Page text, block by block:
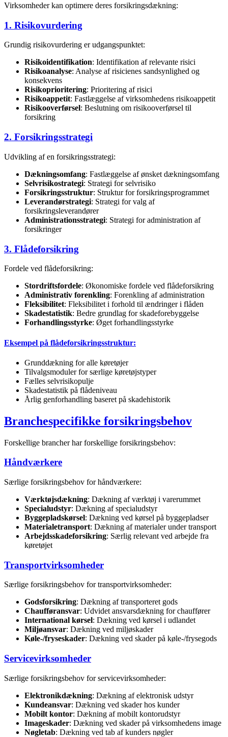
Virksomheder kan optimere deres forsikringsdækning:
1. Risikovurdering
Grundig risikovurdering er udgangspunktet:
Risikoidentifikation: Identifikation af relevante risici
Risikoanalyse: Analyse af risicienes sandsynlighed og
konsekvens
Risikoprioritering: Prioritering af risici
Risikoappetit: Fastlæggelse af virksomhedens risikoappetit
Risikooverførsel: Beslutning om risikooverførsel til
forsikring
2. Forsikringsstrategi
Udvikling af en forsikringsstrategi:
Dækningsomfang: Fastlæggelse af ønsket dækningsomfang
Selvrisikostrategi: Strategi for selvrisiko
Forsikringsstruktur: Struktur for forsikringsprogrammet
Leverandørstrategi: Strategi for valg af
forsikringsleverandører
Administrationsstrategi: Strategi for administration af
forsikringer
3. Flådeforsikring
Fordele ved flådeforsikring:
Stordriftsfordele: Økonomiske fordele ved flådeforsikring
Administrativ forenkling: Forenkling af administration
Fleksibilitet: Fleksibilitet i forhold til ændringer i flåden
Skadestatistik: Bedre grundlag for skadeforebyggelse
Forhandlingsstyrke: Øget forhandlingsstyrke
Eksempel på flådeforsikringsstruktur:
Grunddækning for alle køretøjer
Tilvalgsmoduler for særlige køretøjstyper
Fælles selvrisikopulje
Skadestatistik på flådeniveau
Årlig genforhandling baseret på skadehistorik
Branchespecifikke forsikringsbehov
Forskellige brancher har forskellige forsikringsbehov:
Håndværkere
Særlige forsikringsbehov for håndværkere:
Værktøjsdækning: Dækning af værktøj i varerummet
Specialudstyr: Dækning af specialudstyr
Byggepladskørsel: Dækning ved kørsel på byggepladser
Materialetransport: Dækning af materialer under transport
Arbejdsskadeforsikring: Særlig relevant ved arbejde fra
køretøjet
Transportvirksomheder
Særlige forsikringsbehov for transportvirksomheder:
Godsforsikring: Dækning af transporteret gods
Chaufføransvar: Udvidet ansvarsdækning for chauffører
International kørsel: Dækning ved kørsel i udlandet
Miljøansvar: Dækning ved miljøskader
Køle-/fryseskader: Dækning ved skader på køle-/frysegods
Servicevirksomheder
Særlige forsikringsbehov for servicevirksomheder:
Elektronikdækning: Dækning af elektronisk udstyr
Kundeansvar: Dækning ved skader hos kunder
Mobilt kontor: Dækning af mobilt kontorudstyr
Imageskader: Dækning ved skader på virksomhedens image
Nøgletab: Dækning ved tab af kunders nøgler